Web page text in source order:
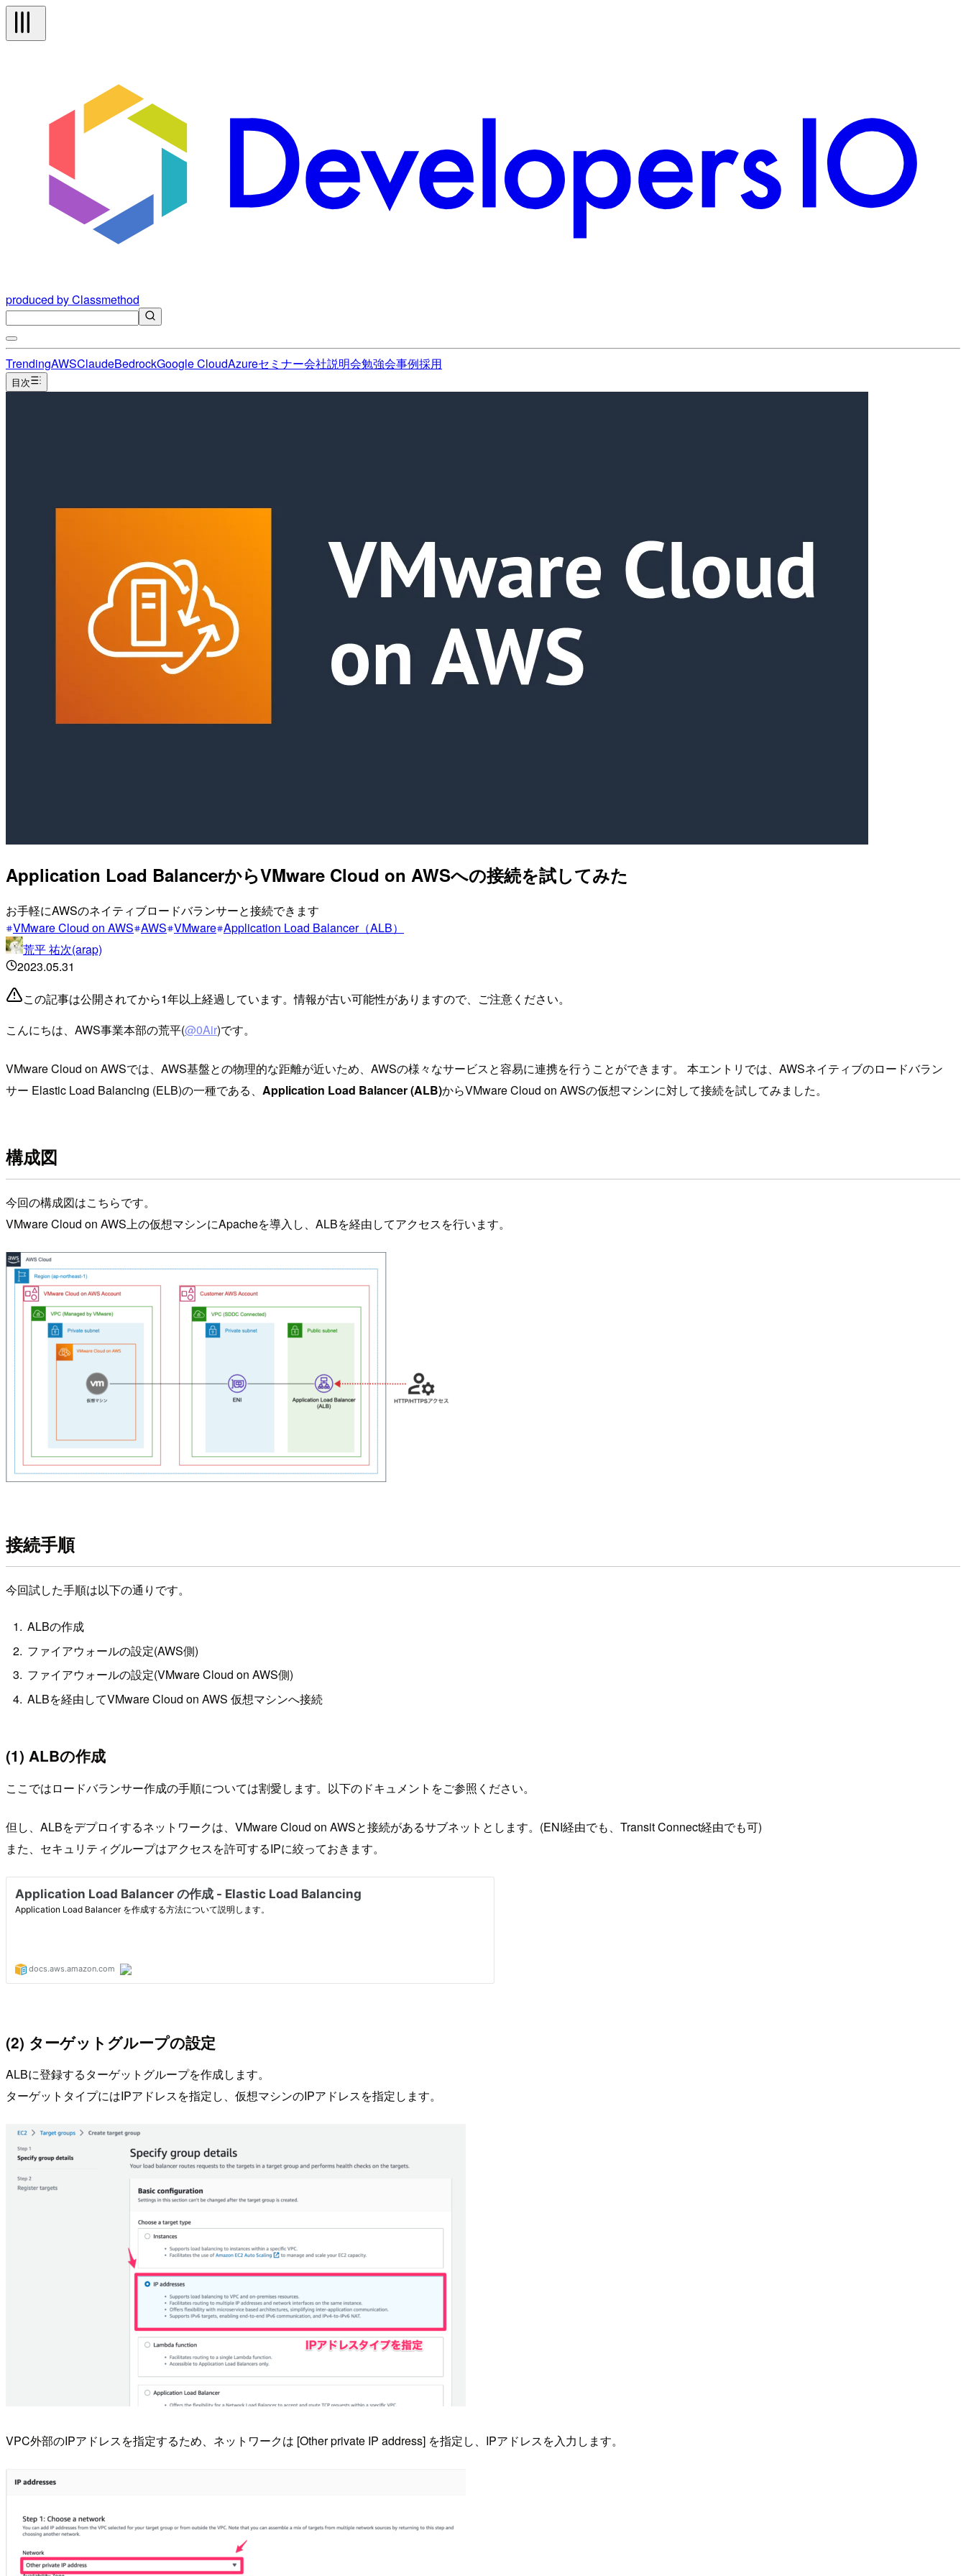
produced by Classmethod
TrendingAWSClaudeBedrockGoogle CloudAzureセミナー会社説明会勉強会事例採用
目次
Application Load BalancerからVMware Cloud on AWSへの接続を試してみた
お手軽にAWSのネイティブロードバランサーと接続できます
VMware Cloud on AWS AWS VMware Application Load Balancer（ALB）
荒平 祐次(arap)
2023.05.31
この記事は公開されてから1年以上経過しています。情報が古い可能性がありますので、ご注意ください。
こんにちは、AWS事業本部の荒平(@0Air)です。
VMware Cloud on AWSでは、AWS基盤との物理的な距離が近いため、AWSの様々なサービスと容易に連携を行うことができます。 本エントリでは、AWSネイティブのロードバラン
サー Elastic Load Balancing (ELB)の一種である、 Application Load Balancer (ALB)からVMware Cloud on AWSの仮想マシンに対して接続を試してみました。
構成図
今回の構成図はこちらです。
VMware Cloud on AWS上の仮想マシンにApacheを導入し、ALBを経由してアクセスを行います。
接続手順
今回試した手順は以下の通りです。
ALBの作成
ファイアウォールの設定(AWS側)
ファイアウォールの設定(VMware Cloud on AWS側)
ALBを経由してVMware Cloud on AWS 仮想マシンへ接続
(1) ALBの作成
ここではロードバランサー作成の手順については割愛します。以下のドキュメントをご参照ください。
但し、ALBをデプロイするネットワークは、VMware Cloud on AWSと接続があるサブネットとします。(ENI経由でも、Transit Connect経由でも可)
また、セキュリティグループはアクセスを許可するIPに絞っておきます。
(2) ターゲットグループの設定
ALBに登録するターゲットグループを作成します。
ターゲットタイプにはIPアドレスを指定し、仮想マシンのIPアドレスを指定します。
VPC外部のIPアドレスを指定するため、ネットワークは [Other private IP address] を指定し、IPアドレスを入力します。